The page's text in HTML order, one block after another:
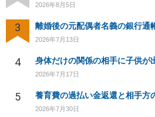
2026年8月5日
3
2026年7月13日
4
2026年7月17日
5 養育費の過払い金返還と相手方
2026年7月30日